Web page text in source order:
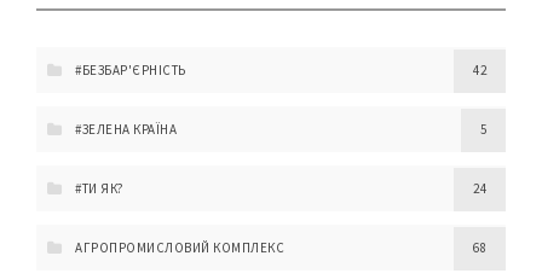
#БЕЗБАР'ЄРНІСТЬ 42
#ЗЕЛЕНА КРАЇНА 5
#ТИ ЯК? 24
АГРОПРОМИСЛОВИЙ КОМПЛЕКС 68